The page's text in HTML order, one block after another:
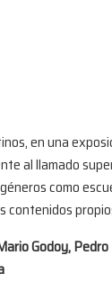
en una
al llamado
como
contenidos
Godoy,